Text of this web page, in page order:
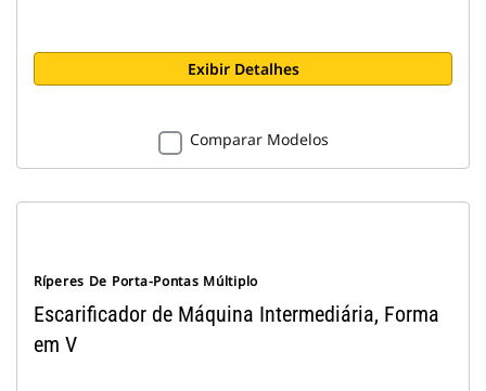
Exibir Detalhes
Comparar Modelos
Ríperes De Porta-Pontas Múltiplo
Escarificador de Máquina Intermediária, Forma
em V